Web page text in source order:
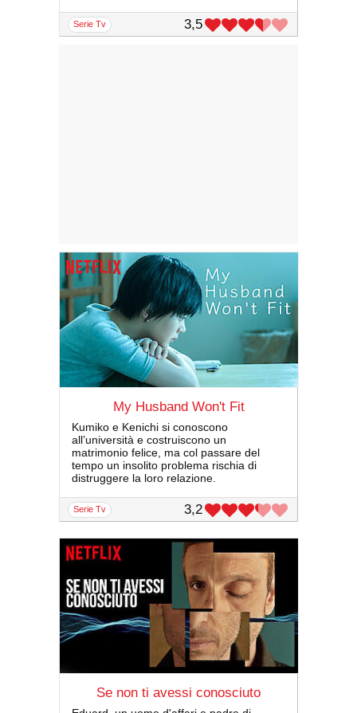
serie Tv 3,5
My Husband Won't Fit
Kumiko e Kenichi si conoscono
all’università e costruiscono un
matrimonio felice, ma col passare del
tempo un insolito problema rischia di
distruggere la loro relazione.
serie Tv 3,2
Se non ti avessi conosciuto